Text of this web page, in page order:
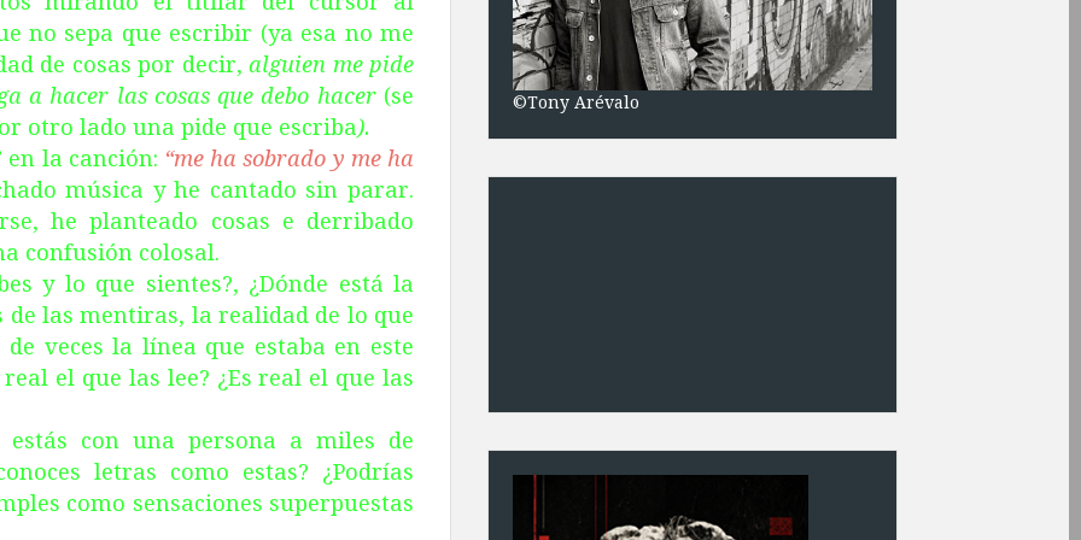
no sepa que escribir (ya esa no me
de cosas por decir, alguien me pide
a hacer las cosas que debo hacer (se
otro lado una pide que escriba).
en la canción: “me ha sobrado y me ha
música y he cantado sin parar.
he planteado cosas e derribado
confusión colosal.
y lo que sientes?, ¿Dónde está la
de las mentiras, la realidad de lo que
veces la línea que estaba en este
el que las lee? ¿Es real el que las
estás con una persona a miles de
letras como estas? ¿Podrías
como sensaciones superpuestas
©Tony Arévalo